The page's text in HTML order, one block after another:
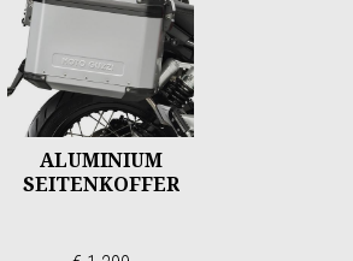
ALUMINIUM
SEITENKOFFER